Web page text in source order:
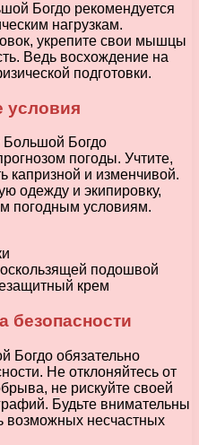
Богдо рекомендуется
нагрузкам.
укрепите свои мышцы
Ведь восхождение на
подготовки.
условия
Большой Богдо
погоды. Учтите,
капризной и изменчивой.
одежду и экипировку,
погодным условиям.
подошвой
крем
безопасности
Богдо обязательно
Не отклоняйтесь от
не рискуйте своей
Будьте внимательны
возможных несчастных